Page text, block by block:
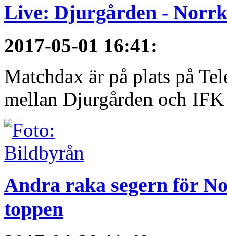
Live: Djurgården -
2017-05-01 16:41 :
Matchdax är på plats på
mellan Djurgården och
Andra raka segern för
toppen